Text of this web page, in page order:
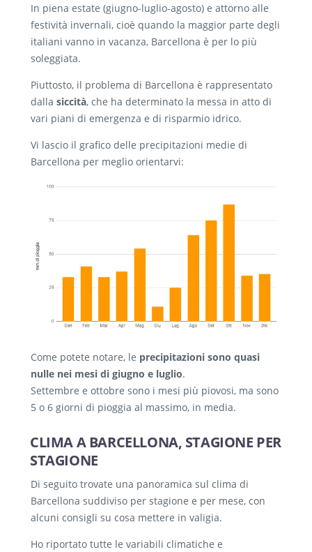
In piena estate (giugno-luglio-agosto) e attorno alle
festività invernali, cioè quando la maggior parte degli
italiani vanno in vacanza, Barcellona è per lo più
soleggiata.
Piuttosto, il problema di Barcellona è rappresentato
dalla siccità, che ha determinato la messa in atto di
vari piani di emergenza e di risparmio idrico.
Vi lascio il grafico delle precipitazioni medie di
Barcellona per meglio orientarvi:
Come potete notare, le precipitazioni sono quasi
nulle nei mesi di giugno e luglio.
Settembre e ottobre sono i mesi più piovosi, ma sono
5 o 6 giorni di pioggia al massimo, in media.
CLIMA A BARCELLONA, STAGIONE PER
STAGIONE
Di seguito trovate una panoramica sul clima di
Barcellona suddiviso per stagione e per mese, con
alcuni consigli su cosa mettere in valigia.
Ho riportato tutte le variabili climatiche e